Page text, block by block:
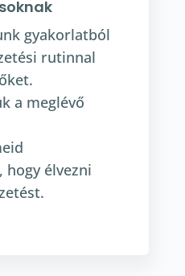
gyakorlatból
rutinnal
a meglévő
hogy élvezni